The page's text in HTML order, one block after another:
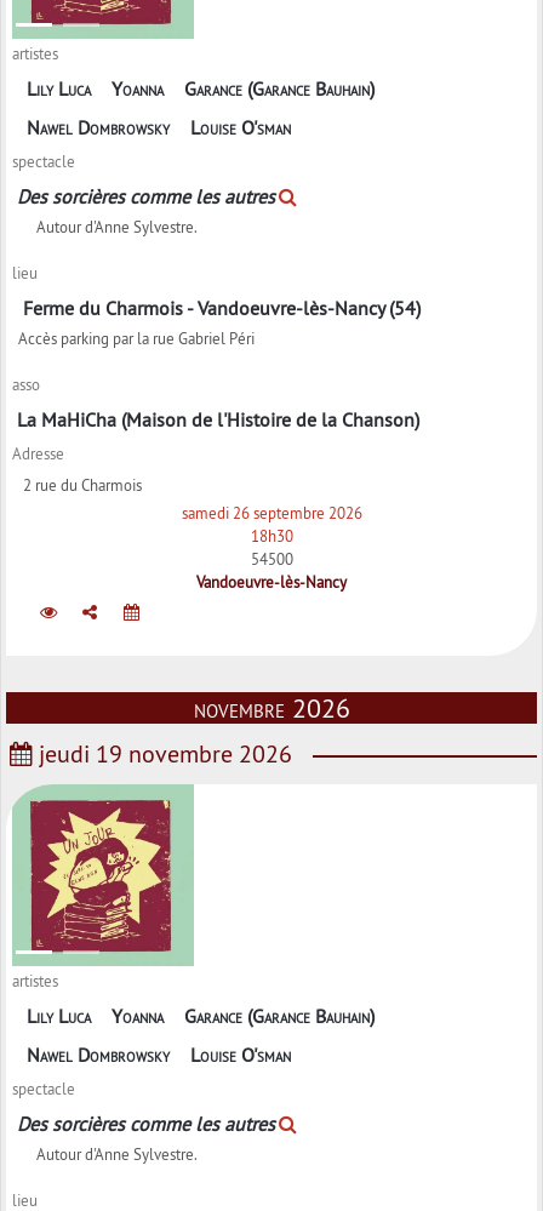
artistes
Lily Luca Yoanna
Garance (Garance Bauhain)
Nawel Dombrowsky
Louise O'sman
spectacle
Des sorcières comme les autres
Autour d'Anne Sylvestre.
lieu
Ferme du Charmois - Vandoeuvre-lès-Nancy (54)
Accès parking par la rue Gabriel Péri
asso
La MaHiCha (Maison de l'Histoire de la Chanson)
Adresse
2 rue du Charmois
samedi 26 septembre 2026
18h30
54500
Vandoeuvre-lès-Nancy
novembre 2026
jeudi 19 novembre 2026
artistes
Lily Luca Yoanna
Garance (Garance Bauhain)
Nawel Dombrowsky
Louise O'sman
spectacle
Des sorcières comme les autres
Autour d'Anne Sylvestre.
lieu